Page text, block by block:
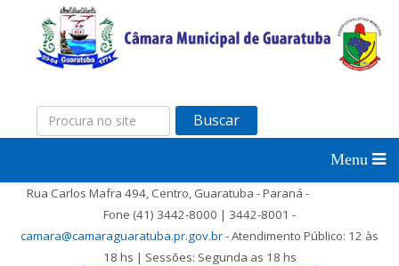
Buscar
Rua Carlos Mafra 494, Centro, Guaratuba - Paraná -
Fone (41) 3442-8000 | 3442-8001 -
camara@camaraguaratuba.pr.gov.br- Atendimento Público: 12 às
18 hs | Sessões: Segunda as 18 hs